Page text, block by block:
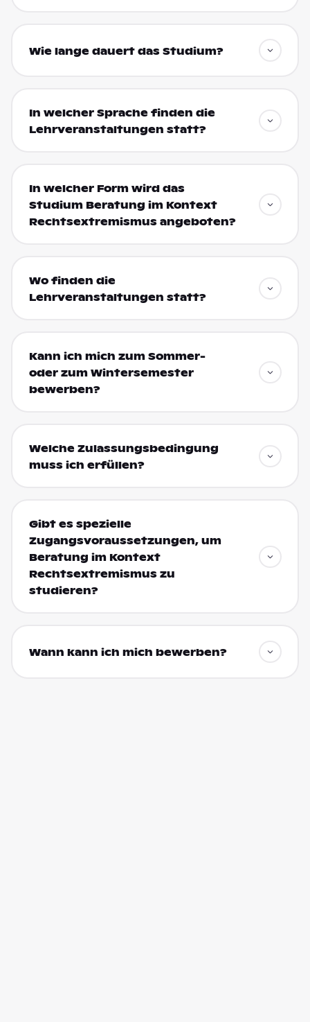
Wie lange dauert das Studium?
In welcher Sprache finden die
Lehrveranstaltungen statt?
In welcher Form wird das
Studium Beratung im Kontext
Rechtsextremismus angeboten?
Wo finden die
Lehrveranstaltungen statt?
Kann ich mich zum Sommer-
oder zum Wintersemester
bewerben?
Welche Zulassungsbedingung
muss ich erfüllen?
Gibt es spezielle
Zugangsvoraussetzungen, um
Beratung im Kontext
Rechtsextremismus zu
studieren?
Wann kann ich mich bewerben?